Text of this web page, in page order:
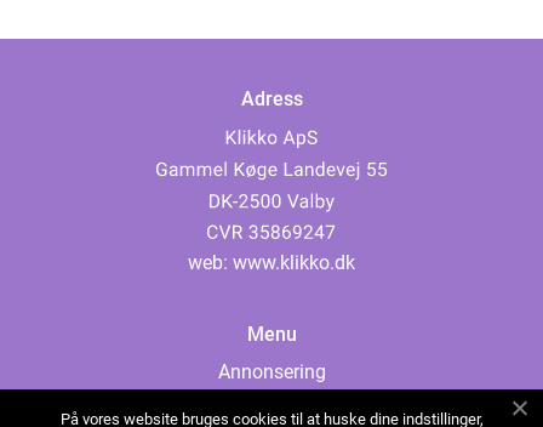
Adress
web: www.klikko.dk
Menu
Annonsering
På vores website bruges cookies til at huske dine indstillinger,